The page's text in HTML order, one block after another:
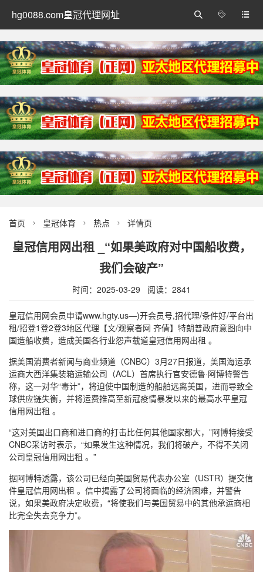
hg0088.com皇冠代理网址 


首页  皇冠体育  热点  详情页
皇冠信用网出租 _“如果美政府对中国船收费，
我们会破产”
时间：2025-03-29 阅读：2841
皇冠信用网会员申请www.hgty.us—)开会员号,招代理/条件好/平台出
租/招登1登2登3地区代理【文/观察者网 齐倩】特朗普政府意图向中
国造船收费，造成美国各行业怨声载道皇冠信用网出租 。
据美国消费者新闻与商业频道（CNBC）3月27日报道，美国海运承
运商大西洋集装箱运输公司（ACL）首席执行官安德鲁·阿博特警告
称，这一对华“毒计”，将迫使中国制造的船舶远离美国，进而导致全
球供应链失衡，并将运费推高至新冠疫情暴发以来的最高水平皇冠
信用网出租 。
“这对美国出口商和进口商的打击比任何其他国家都大，”阿博特接受
CNBC采访时表示，“如果发生这种情况，我们将破产，不得不关闭
公司皇冠信用网出租 。”
据阿博特透露，该公司已经向美国贸易代表办公室（USTR）提交信
件皇冠信用网出租 。信中揭露了公司将面临的经济困难，并警告
说，如果美政府决定收费，“将使我们与美国贸易中的其他承运商相
比完全失去竞争力”。